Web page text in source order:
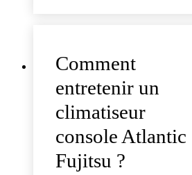
Comment
entretenir un
climatiseur
console Atlantic
Fujitsu ?